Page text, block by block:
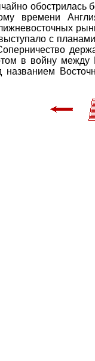
времени
с
в войну